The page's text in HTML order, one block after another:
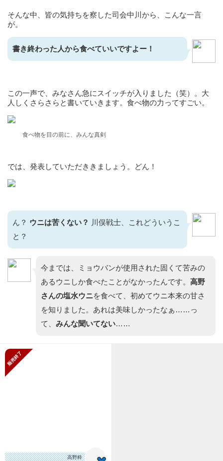
そんな中、皆の気持ちを察した司会中川から、こんな一言
が。
書き終わった人から食べていいですよー！
この一声で、みなさん急にスイッチが入りました（笑）。大
人しくさらさらと書いていきます。食べ物の力ってすごい。
食べ物を目の前に、みんな真剣
では、発表していただききましょう。どん！
ん？ ウニは苦くない？ 川俣戦士、これどういうこ
と？
今までは、ミョウバンが使用された固くて苦みの
あるウニしか食べたことがなかったんです。 高野
さんの塩水ウニを食べて、初めてウニ本来の甘さ
を知りました。あれは美味しかったなぁ……っ
て、 みんな聞いてない……
高野粋